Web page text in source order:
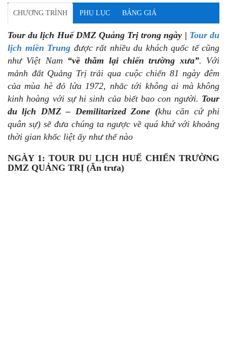
CHƯƠNG TRÌNH PHỤ LỤC BẢNG GIÁ
Tour du lịch Huế DMZ Quảng Trị trong ngày | Tour du
lịch miền Trung được rất nhiều du khách quốc tế cũng
như Việt Nam “về thăm lại chiến trường xưa”. Với
mảnh đất Quảng Trị trải qua cuộc chiến 81 ngày đêm
của mùa hè đỏ lửa 1972, nhắc tới không ai mà không
kinh hoàng với sự hi sinh của biết bao con người. Tour
du lịch DMZ – Demilitarized Zone (khu căn cứ phi
quân sự) sẽ đưa chúng ta ngược về quá khứ với khoảng
thời gian khốc liệt ấy như thế nào
NGÀY 1: TOUR DU LỊCH HUẾ CHIẾN TRƯỜNG
DMZ QUẢNG TRỊ (Ăn trưa)